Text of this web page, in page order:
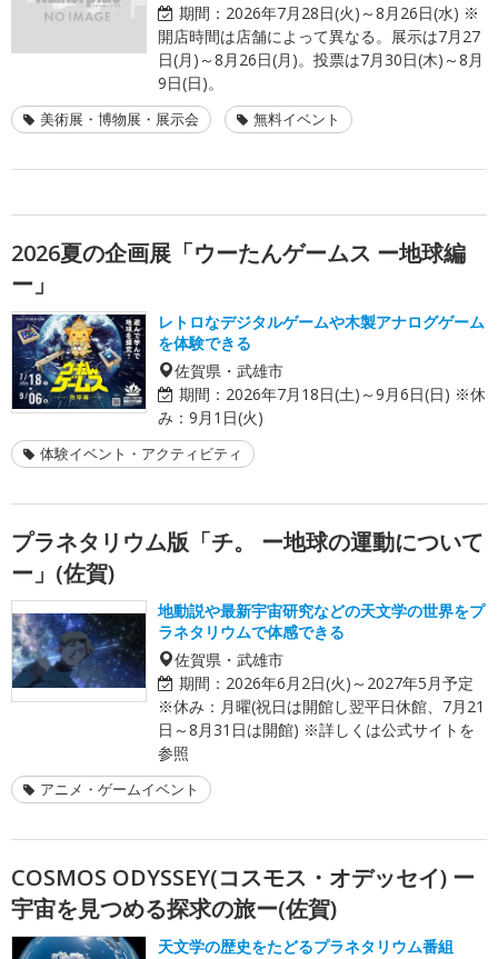
期間： 2026年7月28日(火)～8月26日(水) ※
開店時間は店舗によって異なる。展示は7月27
日(月)～8月26日(月)。投票は7月30日(木)～8月
9日(日)。
美術展・博物展・展示会 無料イベント
2026夏の企画展「ウーたんゲームス ー地球編
ー」
レトロなデジタルゲームや木製アナログゲーム
を体験できる
佐賀県・武雄市
期間： 2026年7月18日(土)～9月6日(日) ※休
み：9月1日(火)
体験イベント・アクティビティ
プラネタリウム版「チ。 ー地球の運動について
ー」(佐賀)
地動説や最新宇宙研究などの天文学の世界をプ
ラネタリウムで体感できる
佐賀県・武雄市
期間： 2026年6月2日(火)～2027年5月予定
※休み：月曜(祝日は開館し翌平日休館、7月21
日～8月31日は開館) ※詳しくは公式サイトを
参照
アニメ・ゲームイベント
COSMOS ODYSSEY(コスモス・オデッセイ) ー
宇宙を見つめる探求の旅ー(佐賀)
天文学の歴史をたどるプラネタリウム番組